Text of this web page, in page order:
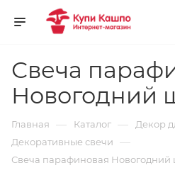
Свеча
Новогодний
Главная — Каталог — Декор
Декоративные свечи —
Свеча парафиновая Новогодний